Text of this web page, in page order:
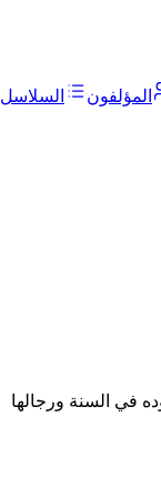
المؤلفون السلاسل
في السنة ورجالها